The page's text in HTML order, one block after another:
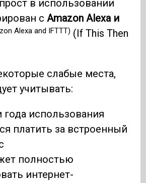
в использовании
сAmazon Alexa и
Alexa and IFTTT) (If This Then
слабые места,
учитывать:
года использования
платить за встроенный
полностью
интернет-